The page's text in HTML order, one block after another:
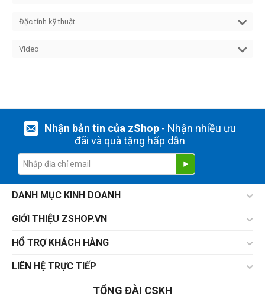
Đặc tính kỹ thuật
Video
Nhận bản tin của zShop- Nhận nhiều ưu
đãi và quà tặng hấp dẫn
DANH MỤC KINH DOANH
GIỚI THIỆU ZSHOP.VN
HỔ TRỢ KHÁCH HÀNG
LIÊN HỆ TRỰC TIẾP
TỔNG ĐÀI CSKH